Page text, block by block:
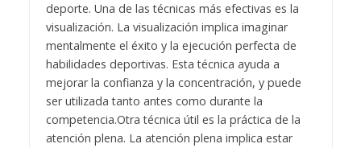
deporte. Una de las técnicas más efectivas es la
visualización. La visualización implica imaginar
mentalmente el éxito y la ejecución perfecta de
habilidades deportivas. Esta técnica ayuda a
mejorar la confianza y la concentración, y puede
ser utilizada tanto antes como durante la
competencia.Otra técnica útil es la práctica de la
atención plena. La atención plena implica estar